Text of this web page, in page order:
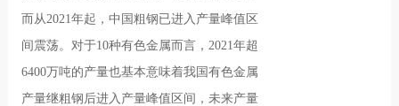
而从2021年起，中国粗钢已进入产量峰值区
间震荡。对于10种有色金属而言，2021年超
6400万吨的产量也基本意味着我国有色金属
产量继粗钢后进入产量峰值区间，未来产量